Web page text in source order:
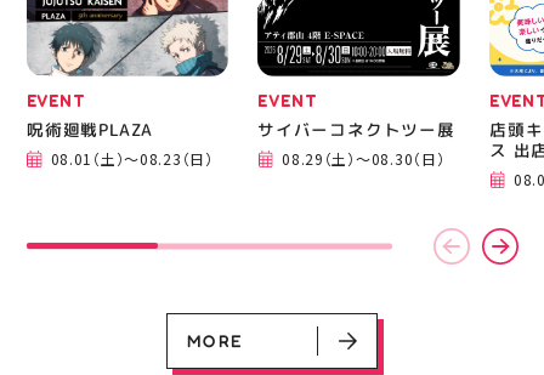
MORE
EVENT
呪術廻戦PLAZA
08.01（土）～08.23（日）
EVENT
サイバーコネクトツー展
08.29（土）～08.30（日）
店頭
ス 出
MORE